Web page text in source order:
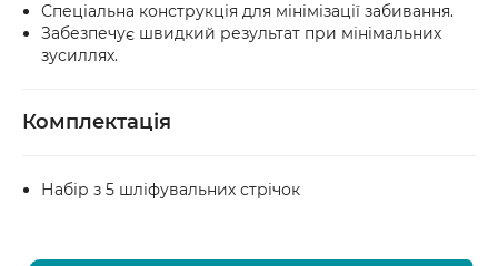
Спеціальна конструкція для мінімізації забивання.
Забезпечує швидкий результат при мінімальних
зусиллях.
Комплектація
Набір з 5 шліфувальних стрічок